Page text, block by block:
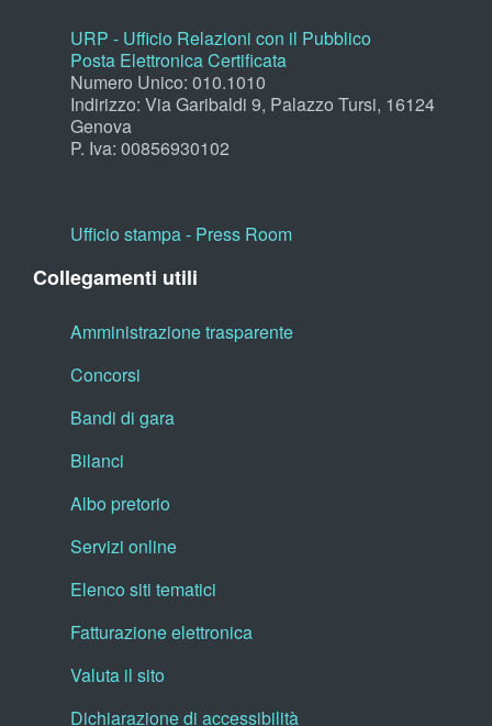
URP - Ufficio Relazioni con il Pubblico
Posta Elettronica Certificata
Numero Unico: 010.1010
Indirizzo: Via Garibaldi 9, Palazzo Tursi, 16124
Genova
P. Iva: 00856930102
Ufficio stampa - Press Room
Collegamenti utili
Amministrazione trasparente
Concorsi
Bandi di gara
Bilanci
Albo pretorio
Servizi online
Elenco siti tematici
Fatturazione elettronica
Valuta il sito
Dichiarazione di accessibilità